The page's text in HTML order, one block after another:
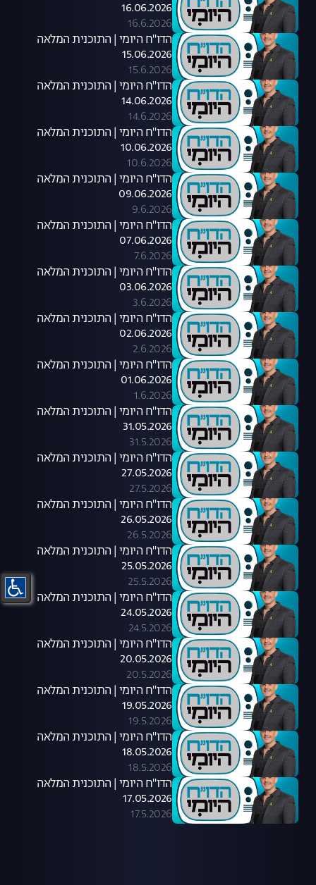
16.06.2026
16.6.2026
הדו"ח היומי | התוכנית המלאה
15.06.2026
15.6.2026
הדו"ח היומי | התוכנית המלאה
14.06.2026
14.6.2026
הדו"ח היומי | התוכנית המלאה
10.06.2026
10.6.2026
הדו"ח היומי | התוכנית המלאה
09.06.2026
9.6.2026
הדו"ח היומי | התוכנית המלאה
07.06.2026
7.6.2026
הדו"ח היומי | התוכנית המלאה
03.06.2026
3.6.2026
הדו"ח היומי | התוכנית המלאה
02.06.2026
2.6.2026
הדו"ח היומי | התוכנית המלאה
01.06.2026
1.6.2026
הדו"ח היומי | התוכנית המלאה
31.05.2026
31.5.2026
הדו"ח היומי | התוכנית המלאה
27.05.2026
27.5.2026
הדו"ח היומי | התוכנית המלאה
26.05.2026
26.5.2026
הדו"ח היומי | התוכנית המלאה
25.05.2026
25.5.2026
הדו"ח היומי | התוכנית המלאה
24.05.2026
24.5.2026
הדו"ח היומי | התוכנית המלאה
20.05.2026
20.5.2026
הדו"ח היומי | התוכנית המלאה
19.05.2026
19.5.2026
הדו"ח היומי | התוכנית המלאה
18.05.2026
18.5.2026
הדו"ח היומי | התוכנית המלאה
17.05.2026
17.5.2026